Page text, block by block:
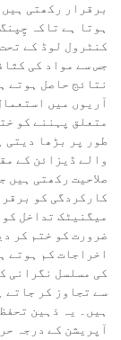
برقرار رکھتی
ہوتا ہے تاکہ
جس سے مواد کی
نتائج حاصل ہوتے
آریوں میں
متعلق پہننے کو
طور پر بڑھا دیتی
صلاحیت رکھتی ہیں
کارکردگی کو
میگنیٹک تداخل
ضرورت کو ختم کر
اخراجات کم ہوتے
کی مسلسل نگرانی
سے تجاوز کر جاتے
ہیں۔ یہ ذہین
آپریشن کے درجہ